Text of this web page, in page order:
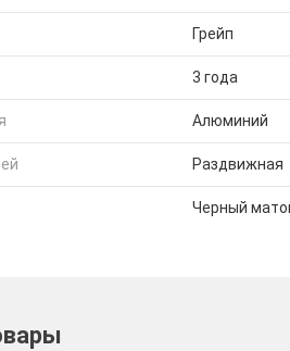
Грейп
3 года
Алюминий
Раздвижная
Черный